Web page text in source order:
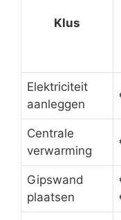
Klus
Elektriciteit
aanleggen
Centrale
verwarming
Gipswand
plaatsen